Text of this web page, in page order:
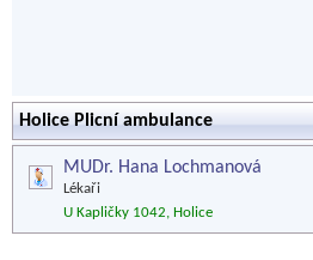
Holice Plicní ambulance
MUDr. Hana Lochmanová
Lékaři
U Kapličky 1042, Holice